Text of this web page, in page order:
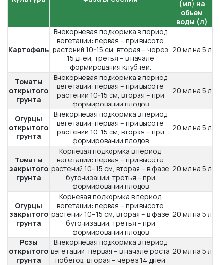
(мл) на
объем
воды (л)
Картофель
Внекорневая подкормка в период
вегетации: первая – при высоте
растений 10-15 см, вторая – через
15 дней, третья – в начале
формирования клубней.
20 мл на 5 л
Томаты
открытого
грунта
Внекорневая подкормка в период
вегетации: первая – при высоте
растений 10-15 см, вторая – при
формировании плодов
20 мл на 5 л
Огурцы
открытого
грунта
Внекорневая подкормка в период
вегетации: первая – при высоте
растений 10-15 см, вторая – при
формировании плодов
20 мл на 5 л
Томаты
закрытого
грунта
Корневая подкормка в период
вегетации: первая – при высоте
растений 10–15 см, вторая – в фазе
бутонизации, третья – при
формировании плодов
20 мл на 5 л
Огурцы
закрытого
грунта
Корневая подкормка в период
вегетации: первая – при высоте
растений 10–15 см, вторая – в фазе
бутонизации, третья – при
формировании плодов
20 мл на 5 л
Розы
открытого
грунта
Внекорневая подкормка в период
вегетации: первая – в начале роста
побегов, вторая – через 14 дней
20 мл на 5 л